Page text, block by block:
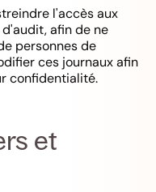
l'accès aux
afin de ne
personnes de
ces journaux afin
confidentialité.
et